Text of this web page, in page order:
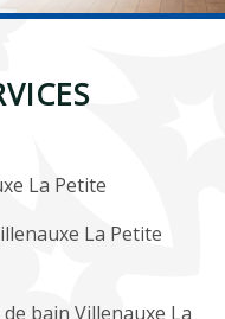
La Petite
La Petite
bain Villenauxe La